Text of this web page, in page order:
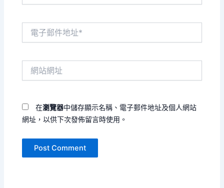
在瀏覽器中儲存顯示名稱、電子郵件地址及個人網站
網址，以供下次發佈留言時使用。